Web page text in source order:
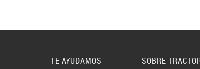
TE AYUDAMOS SOBRE